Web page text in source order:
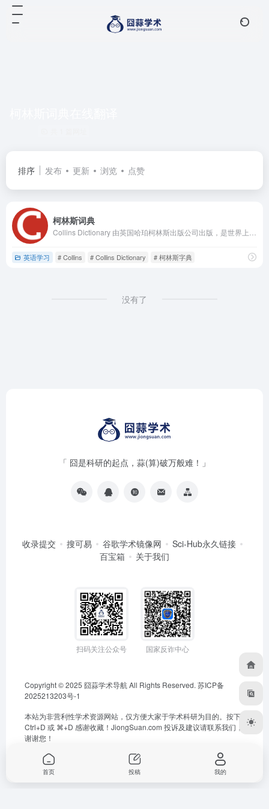
排序 发布 更新 浏览 点赞
柯林斯词典
英语学习 # Collins # Collins Dictionary # 柯林斯字典
没有了
「 囧是科研的起点，蒜(算)破万般难！」
收录提交 搜可易 谷歌学术镜像网
Sci-Hub永久链接
百宝箱
关于我们
扫码关注公众号 国家反诈中心
Copyright © 2025 囧蒜学术导航All Rights Reserved. 苏ICP备
2025213203号-1
本站为非营利性学术资源网站，仅方便大家于学术科研为目的。按下
Ctrl+D 或 ⌘+D 感谢收藏！ JiongSuan.com 投诉及建议请联系我们，
谢谢您！
首页 投稿 我的